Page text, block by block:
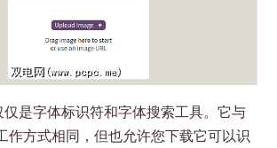
是字体标识符和字体搜索工具。它与
作方式相同，但也允许您下载它可以识